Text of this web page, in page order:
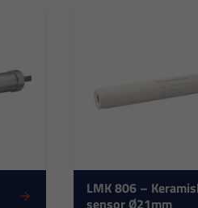
LMK 806 –
sensor Ø21mm
inte att välja